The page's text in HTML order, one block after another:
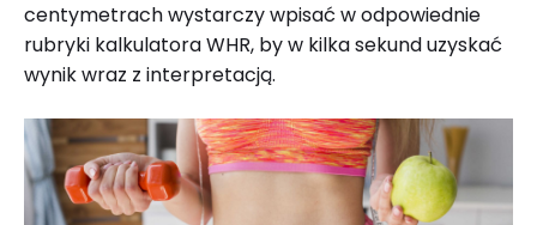
centymetrach wystarczy wpisać w odpowiednie
rubryki kalkulatora WHR, by w kilka sekund uzyskać
wynik wraz z interpretacją.